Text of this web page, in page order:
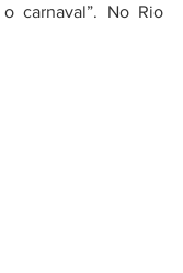
carnaval”. No Rio